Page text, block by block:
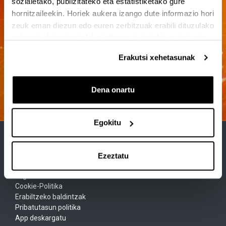
hornitzaileekin. Horiek aukera izango dute informazio hori
zeuk eman diezun edo euren zerbitzuak erabili dituzulako
Erakutsi xehetasunak
Dena onartu
Egokitu
Ezeztatu
Cookie-Politika
Erabiltzeko baldintzak
Pribatutasun politika
App deskargatu